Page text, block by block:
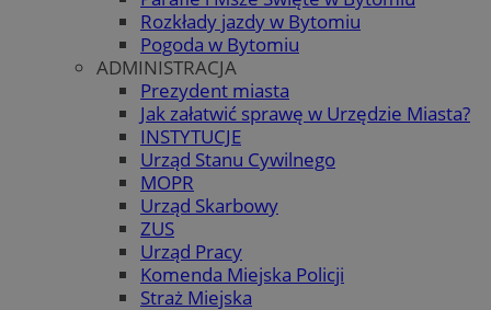
Rozkłady jazdy w Bytomiu
Pogoda w Bytomiu
ADMINISTRACJA
Prezydent miasta
Jak załatwić sprawę w Urzędzie Miasta?
INSTYTUCJE
Urząd Stanu Cywilnego
MOPR
Urząd Skarbowy
ZUS
Urząd Pracy
Komenda Miejska Policji
Straż Miejska